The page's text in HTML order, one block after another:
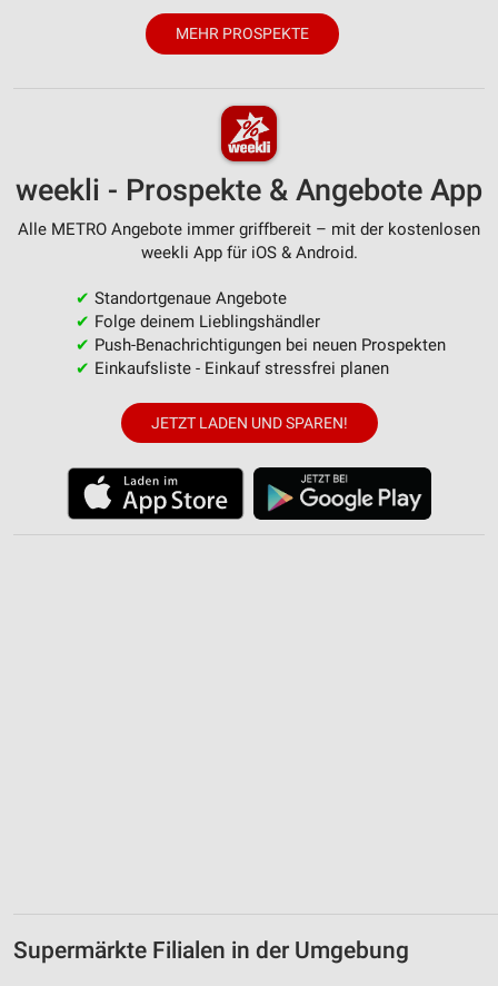
MEHR PROSPEKTE
weekli - Prospekte & Angebote App
Alle METRO Angebote immer griffbereit – mit der kostenlosen
weekli App für iOS & Android.
✔ Standortgenaue Angebote
✔ Folge deinem Lieblingshändler
✔ Push-Benachrichtigungen bei neuen Prospekten
✔ Einkaufsliste - Einkauf stressfrei planen
JETZT LADEN UND SPAREN!
Supermärkte Filialen in der Umgebung